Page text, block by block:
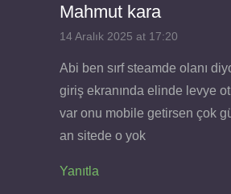
Mahmut kara
14 Aralık 2025 at 17:20
Abi ben sırf steamde olanı
giriş ekranında elinde levye
var onu mobile getirsen çok
an sitede o yok
Yanıtla